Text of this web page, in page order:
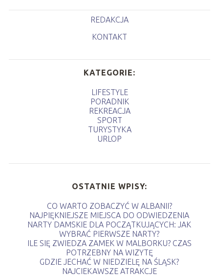
REDAKCJA
KONTAKT
KATEGORIE:
LIFESTYLE
PORADNIK
REKREACJA
SPORT
TURYSTYKA
URLOP
OSTATNIE WPISY:
CO WARTO ZOBACZYĆ W ALBANII?
NAJPIĘKNIEJSZE MIEJSCA DO ODWIEDZENIA
NARTY DAMSKIE DLA POCZĄTKUJĄCYCH: JAK
WYBRAĆ PIERWSZE NARTY?
ILE SIĘ ZWIEDZA ZAMEK W MALBORKU? CZAS
POTRZEBNY NA WIZYTĘ
GDZIE JECHAĆ W NIEDZIELĘ NA ŚLĄSK?
NAJCIEKAWSZE ATRAKCJE